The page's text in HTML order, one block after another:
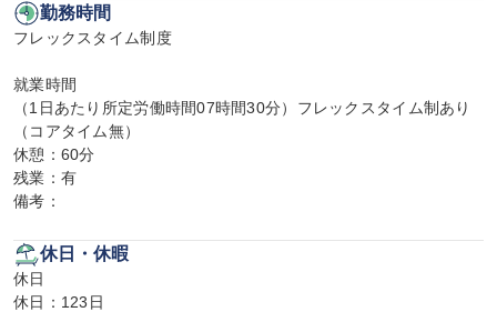
勤務時間
フレックスタイム制度
就業時間
（1日あたり所定労働時間07時間30分）フレックスタイム制あり
（コアタイム無）
休憩：60分
残業：有
備考：
休日・休暇
休日
休日：123日